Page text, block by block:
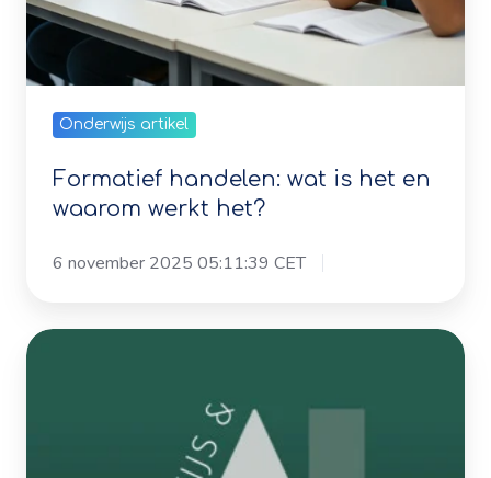
Onderwijs artikel
Formatief handelen: wat is het en
waarom werkt het?
6 november 2025 05:11:39 CET
Podcast:
we